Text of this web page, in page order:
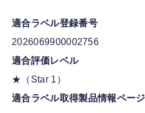
適合ラベル登録番号
2026069900002756
適合評価レベル
★（Star 1）
適合ラベル取得製品情報ページ